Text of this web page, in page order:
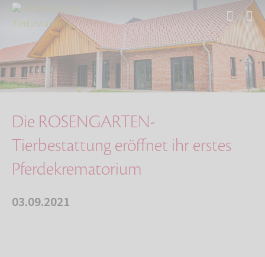
Start Über uns
Aktuelles
Neueröffnung Krematorium für Pferde
Die ROSENGARTEN-
Tierbestattung eröffnet ihr erstes
Pferdekrematorium
03.09.2021